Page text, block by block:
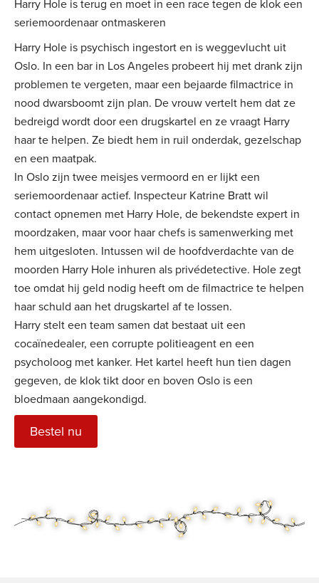
Harry Hole is terug en moet in een race tegen de klok een
seriemoordenaar ontmaskeren
Harry Hole is psychisch ingestort en is weggevlucht uit
Oslo. In een bar in Los Angeles probeert hij met drank zijn
problemen te vergeten, maar een bejaarde filmactrice in
nood dwarsboomt zijn plan. De vrouw vertelt hem dat ze
bedreigd wordt door een drugskartel en ze vraagt Harry
haar te helpen. Ze biedt hem in ruil onderdak, gezelschap
en een maatpak.
In Oslo zijn twee meisjes vermoord en er lijkt een
seriemoordenaar actief. Inspecteur Katrine Bratt wil
contact opnemen met Harry Hole, de bekendste expert in
moordzaken, maar voor haar chefs is samenwerking met
hem uitgesloten. Intussen wil de hoofdverdachte van de
moorden Harry Hole inhuren als privédetective. Hole zegt
toe omdat hij geld nodig heeft om de filmactrice te helpen
haar schuld aan het drugskartel af te lossen.
Harry stelt een team samen dat bestaat uit een
cocaïnedealer, een corrupte politieagent en een
psycholoog met kanker. Het kartel heeft hun tien dagen
gegeven, de klok tikt door en boven Oslo is een
bloedmaan aangekondigd.
Bestel nu